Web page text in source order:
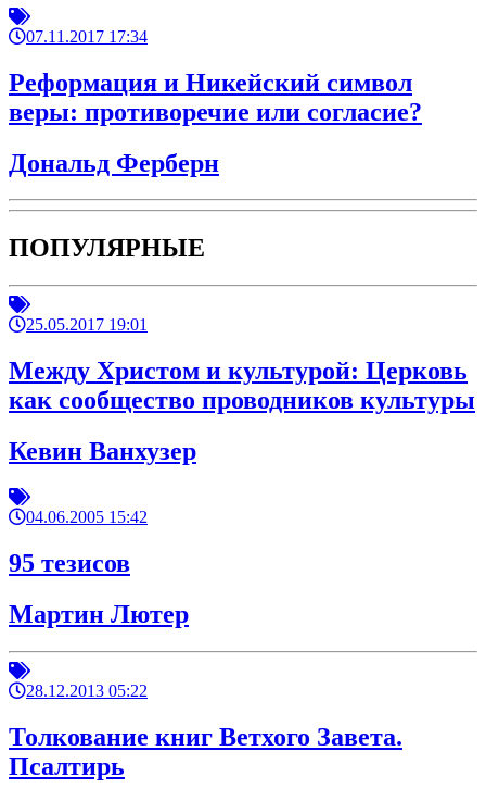
07.11.2017 17:34
Реформация и Никейский символ
веры: противоречие или согласие?
Дональд Ферберн
ПОПУЛЯРНЫЕ
25.05.2017 19:01
Между Христом и культурой: Церковь
как сообщество проводников культуры
Кевин Ванхузер
04.06.2005 15:42
95 тезисов
Мартин Лютер
28.12.2013 05:22
Толкование книг Ветхого Завета.
Псалтирь